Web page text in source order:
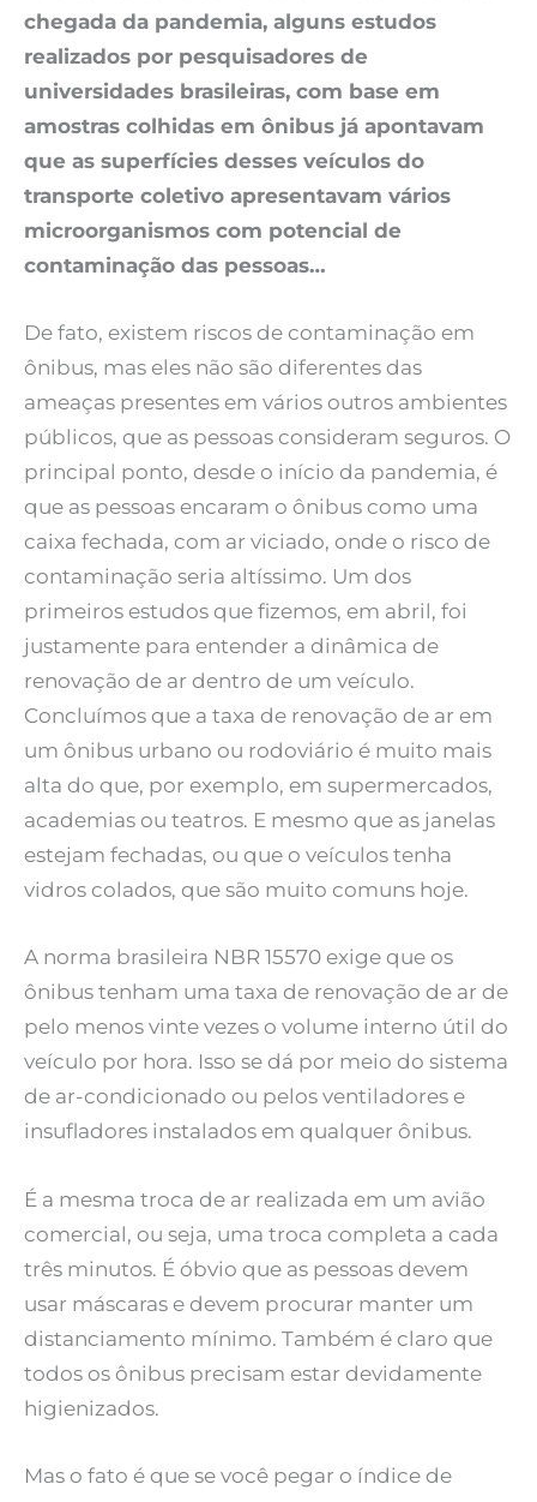
chegada da pandemia, alguns estudos
realizados por pesquisadores de
universidades brasileiras, com base em
amostras colhidas em ônibus já apontavam
que as superfícies desses veículos do
transporte coletivo apresentavam vários
microorganismos com potencial de
contaminação das pessoas…
De fato, existem riscos de contaminação em
ônibus, mas eles não são diferentes das
ameaças presentes em vários outros ambientes
públicos, que as pessoas consideram seguros. O
principal ponto, desde o início da pandemia, é
que as pessoas encaram o ônibus como uma
caixa fechada, com ar viciado, onde o risco de
contaminação seria altíssimo. Um dos
primeiros estudos que fizemos, em abril, foi
justamente para entender a dinâmica de
renovação de ar dentro de um veículo.
Concluímos que a taxa de renovação de ar em
um ônibus urbano ou rodoviário é muito mais
alta do que, por exemplo, em supermercados,
academias ou teatros. E mesmo que as janelas
estejam fechadas, ou que o veículos tenha
vidros colados, que são muito comuns hoje.
A norma brasileira NBR 15570 exige que os
ônibus tenham uma taxa de renovação de ar de
pelo menos vinte vezes o volume interno útil do
veículo por hora. Isso se dá por meio do sistema
de ar-condicionado ou pelos ventiladores e
insufladores instalados em qualquer ônibus.
É a mesma troca de ar realizada em um avião
comercial, ou seja, uma troca completa a cada
três minutos. É óbvio que as pessoas devem
usar máscaras e devem procurar manter um
distanciamento mínimo. Também é claro que
todos os ônibus precisam estar devidamente
higienizados.
Mas o fato é que se você pegar o índice de